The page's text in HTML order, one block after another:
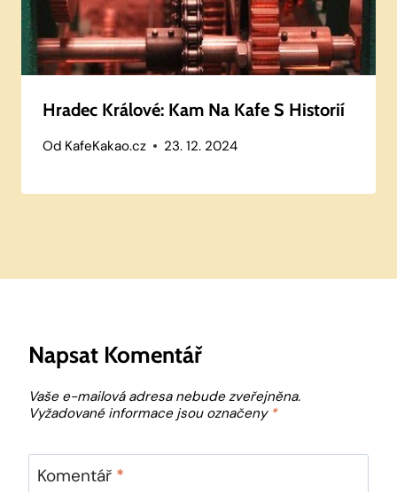
Hradec Králové: Kam Na Kafe S Historií
Od KafeKakao.cz 23. 12. 2024
Napsat Komentář
Vaše e-mailová adresa nebude zveřejněna.
Vyžadované informace jsou označeny *
Komentář *